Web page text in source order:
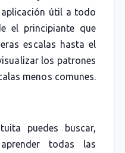
aplicación útil a todo
el principiante que
escalas hasta el
los patrones
menos comunes.
puedes buscar,
todas las